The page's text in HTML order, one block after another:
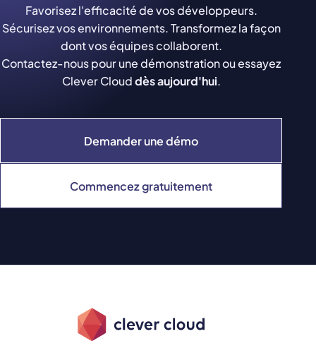
Demander une démo
Commencez gratuitement
Favorisez l'efficacité de vos développeurs.
Sécurisez vos environnements. Transformez la façon
dont vos équipes collaborent.
Contactez-nous pour une démonstration ou essayez
Clever Clouddès aujourd'hui.